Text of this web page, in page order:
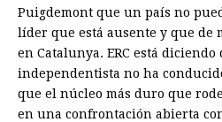
Puigdemont que un país no
líder que está ausente y que de
en Catalu­nya. ERC está
independentista no ha
que el núcleo más duro que
en una confrontación abierta